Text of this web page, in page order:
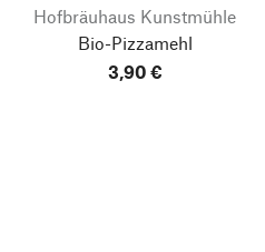
Hofbräuhaus Kunstmühle
Bio-Pizzamehl
3,90 €